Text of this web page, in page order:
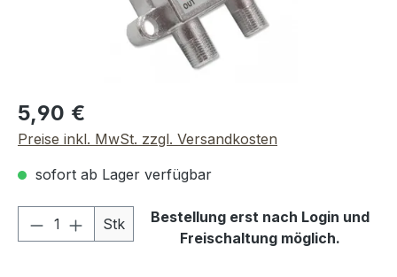
Regulärer Preis:
5,90 €
Preise inkl. MwSt. zzgl. Versandkosten
sofort ab Lager verfügbar
Produkt Anzahl: Gib den
Stk
Bestellung erst nach Login und
Freischaltung möglich.